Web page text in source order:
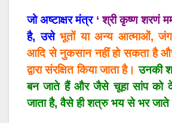
जो अष्टाक्षरमंत्र ‘ श्री कृष्ण शरणं
है,उसे भूतों या अन्य आत्माओं,
आदि से नुकसान नहीं हो सकता है
द्वारा संरक्षित किया जाता है। उनकी
बन जाते हैं और जैसे चूहा सांप को
जाता है,वैसे ही शत्रु भय से भर जाते